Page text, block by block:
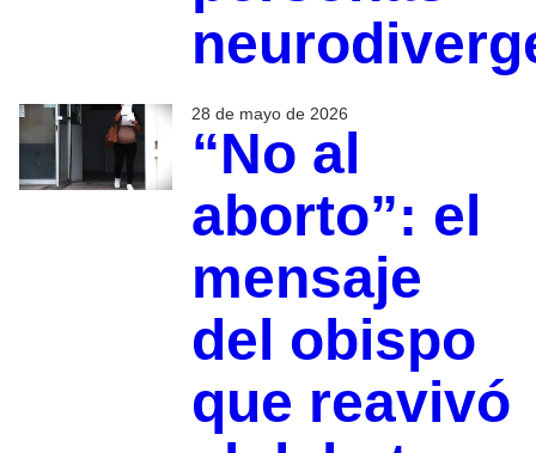
28 de mayo de 2026
“No al
aborto”: el
mensaje
del obispo
que reavivó